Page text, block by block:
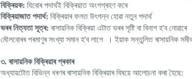
বিক্ৰিয়ক: যিবোৰ পদাৰ্থই বিক্ৰিয়াত অংশগ্ৰহণ কৰে
বিক্ৰিয়াজাত পদাৰ্থ: বিক্ৰিয়াৰ ফলত উৎপন্ন হোৱা নতুন পদাৰ্থ
ভৰৰ নিত্যতা সূত্ৰ: ৰাসায়নিক বিক্ৰিয়া এটাত ভৰৰ সৃষ্টি বা বিনাশ হ'ব নোৱাৰে
মৌলবোৰৰ পৰমাণুৰ সংখ্যা সমান হ'ব লাগে ।ইয়াক সন্তুলিত ৰাসায়নিক
৩. ৰাসায়নিক বিক্ৰিয়াৰ প্ৰকাৰ
অধ্যায়টোত বিভিন্ন ধৰণৰ ৰাসায়নিক বিক্ৰিয়াৰ বিষয়ে আলোচনা কৰা হৈছে: